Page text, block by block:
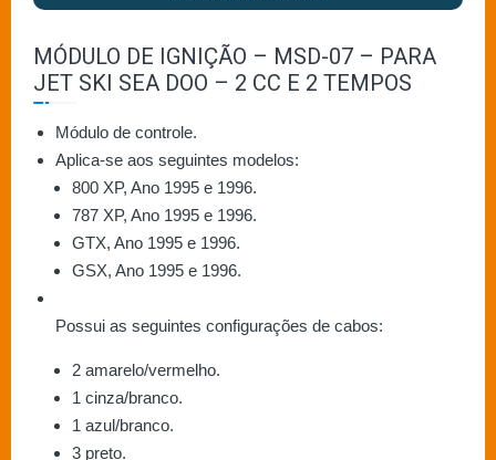
MÓDULO DE IGNIÇÃO – MSD-07 – PARA
JET SKI SEA DOO – 2 CC E 2 TEMPOS
Módulo de controle.
Aplica-se aos seguintes modelos:
800 XP, Ano 1995 e 1996.
787 XP, Ano 1995 e 1996.
GTX, Ano 1995 e 1996.
GSX, Ano 1995 e 1996.
Possui as seguintes configurações de cabos:
2 amarelo/vermelho.
1 cinza/branco.
1 azul/branco.
3 preto.